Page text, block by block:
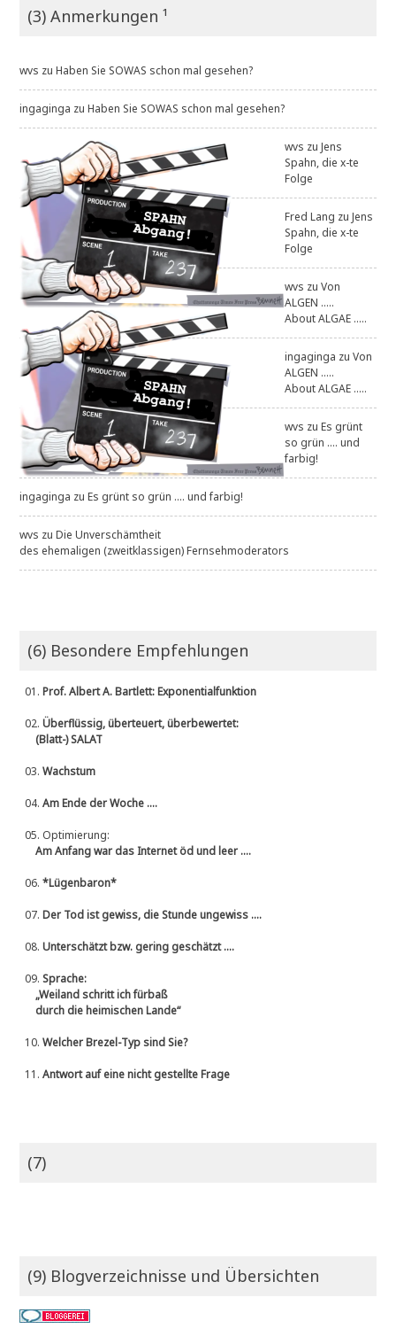
(3) Anmerkungen ¹
wvs zuHaben Sie SOWAS schon mal gesehen?
ingaginga zuHaben Sie SOWAS schon mal gesehen?
wvs zuJens
Spahn, die x-te
Folge
Fred Lang zuJens
Spahn, die x-te
Folge
wvs zuVon
ALGEN .....
About ALGAE .....
ingaginga zuVon
ALGEN .....
About ALGAE .....
wvs zuEs grünt
so grün .... und
farbig!
ingaginga zuEs grünt so grün .... und farbig!
wvs zuDie Unverschämtheit
des ehemaligen (zweitklassigen) Fernsehmoderators
(6) Besondere Empfehlungen
01.Prof. Albert A. Bartlett: Exponentialfunktion
02.Überflüssig, überteuert, überbewertet:
(Blatt-) SALAT
03.Wachstum
04.Am Ende der Woche ....
05. Optimierung:
Am Anfang war das Internet öd und leer ....
06.*Lügenbaron*
07.Der Tod ist gewiss, die Stunde ungewiss ....
08.Unterschätzt bzw. gering geschätzt ....
09.Sprache:
„Weiland schritt ich fürbaß
durch die heimischen Lande“
10.Welcher Brezel-Typ sind Sie?
11.Antwort auf eine nicht gestellte Frage
(7)
(9) Blogverzeichnisse und Übersichten